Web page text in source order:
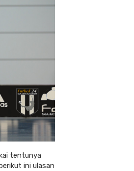
tentunya
ini ulasan